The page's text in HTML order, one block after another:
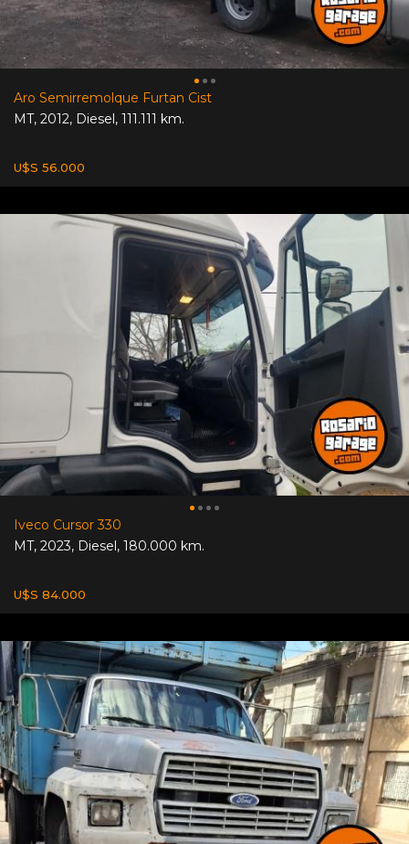
Aro Semirremolque Furtan Cist
MT, 2012, Diesel, 111.111 km.
U$S 56.000
Iveco Cursor 330
MT, 2023, Diesel, 180.000 km.
U$S 84.000